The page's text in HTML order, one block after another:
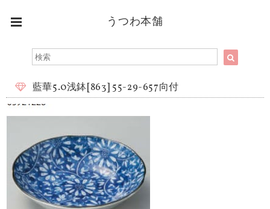
うつわ本舗
藍華5.0浅鉢[863] 55-29-657向付